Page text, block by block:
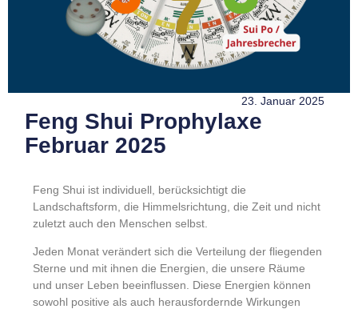
23. Januar 2025
Feng Shui Prophylaxe
Februar 2025
Feng Shui ist individuell, berücksichtigt die
Landschaftsform, die Himmelsrichtung, die Zeit und nicht
zuletzt auch den Menschen selbst.
Jeden Monat verändert sich die Verteilung der fliegenden
Sterne und mit ihnen die Energien, die unsere Räume
und unser Leben beeinflussen. Diese Energien können
sowohl positive als auch herausfordernde Wirkungen